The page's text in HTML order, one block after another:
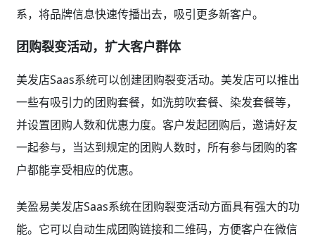
系，将品牌信息快速传播出去，吸引更多新客户。
团购裂变活动，扩大客户群体
美发店Saas系统可以创建团购裂变活动。美发店可以推出
一些有吸引力的团购套餐，如洗剪吹套餐、染发套餐等，
并设置团购人数和优惠力度。客户发起团购后，邀请好友
一起参与，当达到规定的团购人数时，所有参与团购的客
户都能享受相应的优惠。
美盈易美发店Saas系统在团购裂变活动方面具有强大的功
能。它可以自动生成团购链接和二维码，方便客户在微信